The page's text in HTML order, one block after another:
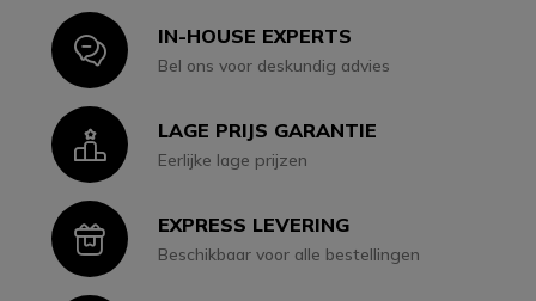
IconIN-HOUSE EXPERTS
Bel ons voor deskundig advies
IconLAGE PRIJS GARANTIE
Eerlijke lage prijzen
IconEXPRESS LEVERING
Beschikbaar voor alle bestellingen